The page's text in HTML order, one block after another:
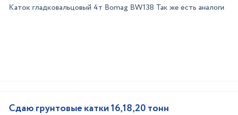
Каток гладковальцовый 4т Bomag BW138 Так же есть аналоги
Сдаю грунтовые катки 16,18,20 тонн